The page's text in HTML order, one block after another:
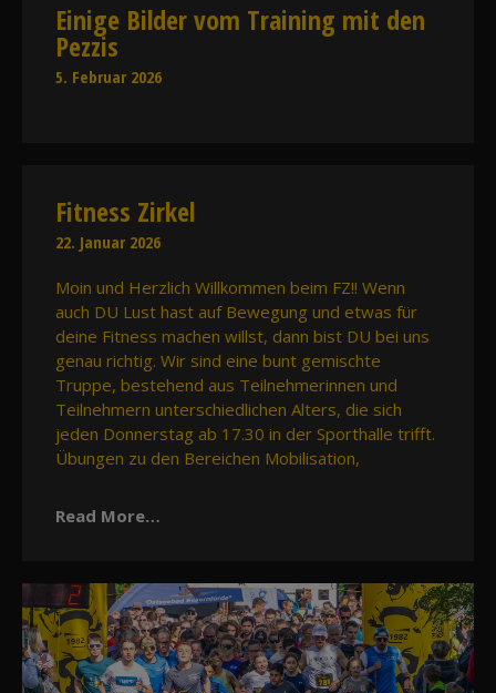
Einige Bilder vom Training mit den
Pezzis
5. Februar 2026
Fitness Zirkel
22. Januar 2026
Moin und Herzlich Willkommen beim FZ!! Wenn
auch DU Lust hast auf Bewegung und etwas für
deine Fitness machen willst, dann bist DU bei uns
genau richtig. Wir sind eine bunt gemischte
Truppe, bestehend aus Teilnehmerinnen und
Teilnehmern unterschiedlichen Alters, die sich
jeden Donnerstag ab 17.30 in der Sporthalle trifft.
Übungen zu den Bereichen Mobilisation,
Read More…